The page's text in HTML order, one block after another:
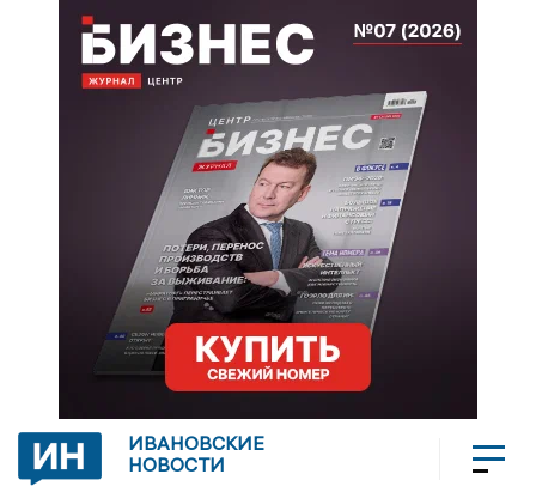
ИВАНОВСКИЕ
НОВОСТИ